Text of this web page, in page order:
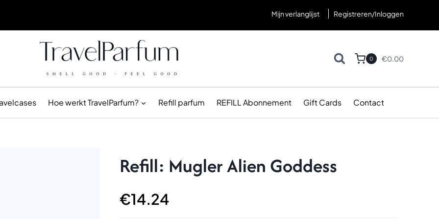
Mijn verlanglijst Registreren/Inloggen
0 €0.00
Hoe werkt TravelParfum? Refill parfum REFILL Abonnement Gift Cards Contact
Refill: Mugler Alien Goddess
€14.24